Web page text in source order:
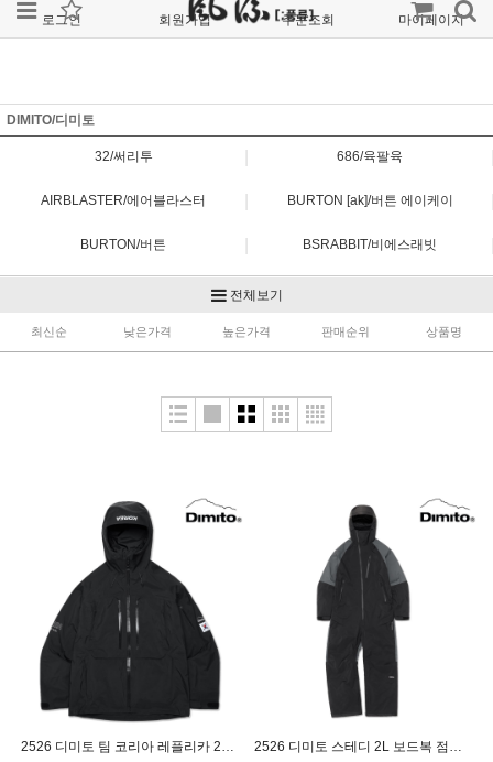
로그인 회원가입 주문조회 마이페이지
DIMITO/디미토
32/써리투 686/육팔육
AIRBLASTER/에어블라스터 BURTON [ak]/버튼 에이케이
BURTON/버튼 BSRABBIT/비에스래빗
|
FORUM/포럼 | HELLOW/헬로우
| NOMADIK/노메딕
SPECIALGUEST/스페셜게스트 VOLCOM/볼컴
전체보기
최신순 낮은가격 높은가격 판매순위 상품명
2526 디미토 팀 코리아 레플리카 2L 보드복 자켓 BLACK 2526 디미토 스테디 2L 보드복 점프슈트 BLACK